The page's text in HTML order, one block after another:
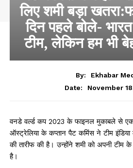
लिए शमी बड़ा
दिन पहले बोले-
टीम, लेकिन हम भी
By:
Ekhabar
Date:
November
वनडे वर्ल्ड कप 2023 के फाइनल मुकाबले से एक
ऑस्ट्रेलिया के कप्तान पैट कमिंस ने टीम
की तारीफ की है। उन्होंने शमी को अपनी टीम
है।